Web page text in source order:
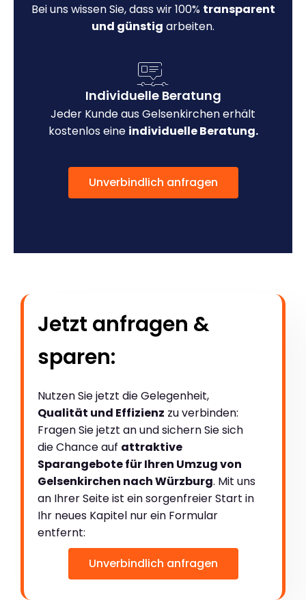
Bei uns wissen Sie, dass wir 100% transparent
und günstig arbeiten.
Individuelle Beratung
Jeder Kunde aus Gelsenkirchen erhält
kostenlos eine individuelle Beratung.
Unverbindlich anfragen
Jetzt anfragen &
sparen:
Nutzen Sie jetzt die Gelegenheit,
Qualität und Effizienz zu verbinden:
Fragen Sie jetzt an und sichern Sie sich
die Chance auf attraktive
Sparangebote für Ihren Umzug von
Gelsenkirchen nach Würzburg. Mit uns
an Ihrer Seite ist ein sorgenfreier Start in
Ihr neues Kapitel nur ein Formular
entfernt:
Unverbindlich anfragen